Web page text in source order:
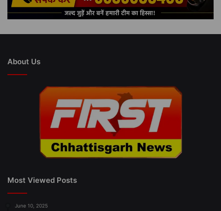
About Us
Most Viewed Posts
June 10, 2025